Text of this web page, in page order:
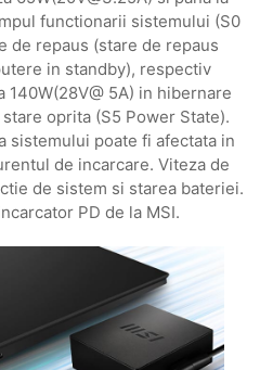
functionarii sistemului (S0
de repaus (stare de repaus
in standby), respectiv
140W(28V@ 5A) in hibernare
oprita (S5 Power State).
sistemului poate fi afectata in
de incarcare. Viteza de
de sistem si starea bateriei.
PD de la MSI.